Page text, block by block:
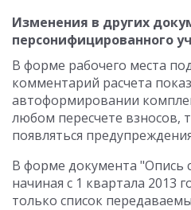
Изменения в других
персонифицированного
В форме рабочего места
комментарий расчета
автоформировании
любом пересчете взносов,
появляться
В форме документа "Опись
начиная с 1 квартала 2013
только список